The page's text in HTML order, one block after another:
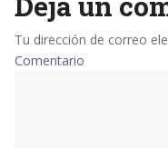
Tu dirección de correo
Comentario